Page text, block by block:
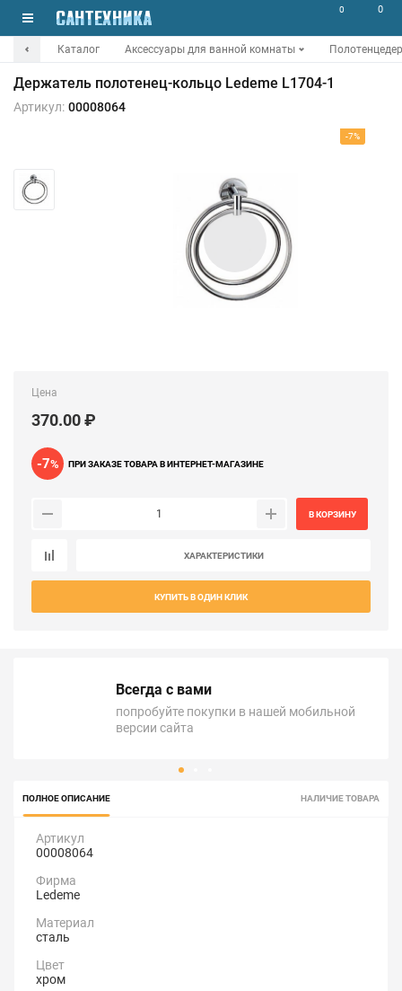
0 0
Каталог Аксессуары для ванной комнаты
Держатель полотенец-кольцо Ledeme L1704-1
Артикул: 00008064
-7%
Цена
370.00 ₽
-7% ПРИ ЗАКАЗЕ ТОВАРА В ИНТЕРНЕТ-МАГАЗИНЕ
В КОРЗИНУ
ХАРАКТЕРИСТИКИ
КУПИТЬ В ОДИН КЛИК
Всегда с вами
попробуйте покупки в нашей мобильной
версии сайта
ПОЛНОЕ ОПИСАНИЕ НАЛИЧИЕ ТОВАРА
Артикул
00008064
Фирма
Ledeme
Материал
сталь
Цвет
хром